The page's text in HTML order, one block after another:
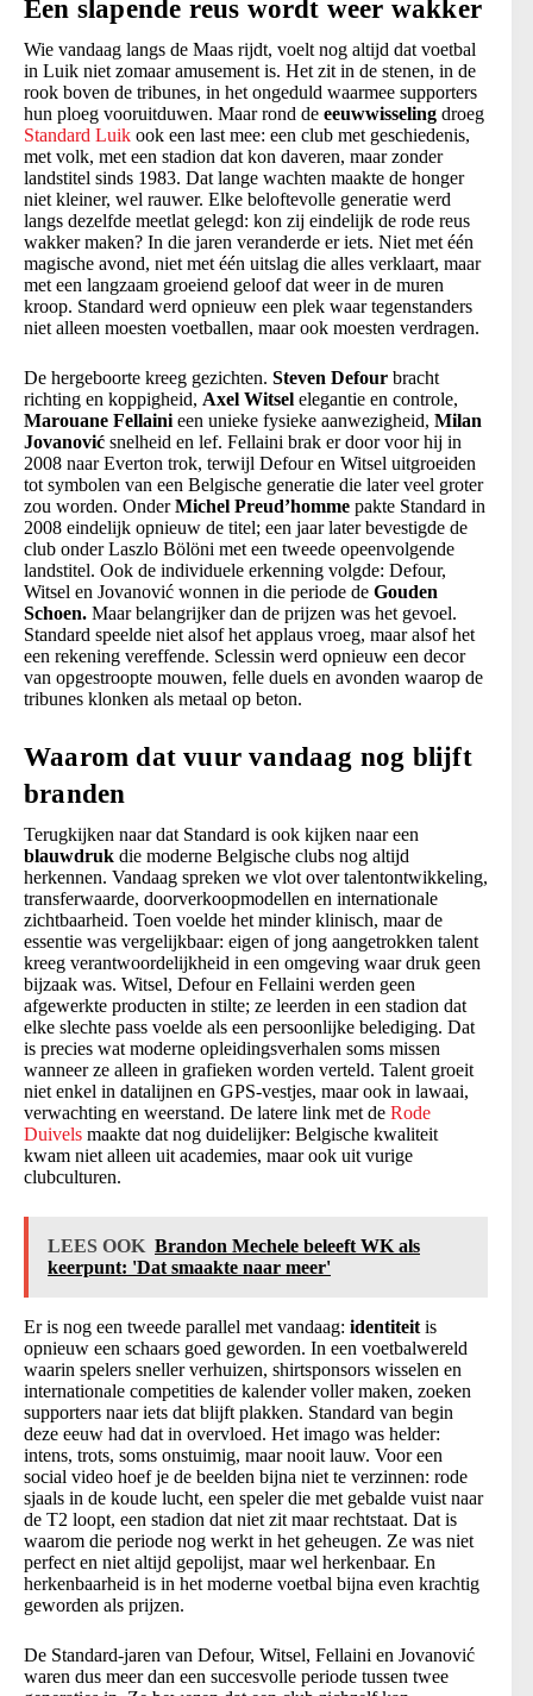
Een slapende reus wordt weer wakker
Wie vandaag langs de Maas rijdt, voelt nog altijd dat voetbal
in Luik niet zomaar amusement is. Het zit in de stenen, in de
rook boven de tribunes, in het ongeduld waarmee supporters
hun ploeg vooruitduwen. Maar rond de eeuwwisseling droeg
Standard Luik ook een last mee: een club met geschiedenis,
met volk, met een stadion dat kon daveren, maar zonder
landstitel sinds 1983. Dat lange wachten maakte de honger
niet kleiner, wel rauwer. Elke beloftevolle generatie werd
langs dezelfde meetlat gelegd: kon zij eindelijk de rode reus
wakker maken? In die jaren veranderde er iets. Niet met één
magische avond, niet met één uitslag die alles verklaart, maar
met een langzaam groeiend geloof dat weer in de muren
kroop. Standard werd opnieuw een plek waar tegenstanders
niet alleen moesten voetballen, maar ook moesten verdragen.
De hergeboorte kreeg gezichten. Steven Defour bracht
richting en koppigheid, Axel Witsel elegantie en controle,
Marouane Fellaini een unieke fysieke aanwezigheid, Milan
Jovanović snelheid en lef. Fellaini brak er door voor hij in
2008 naar Everton trok, terwijl Defour en Witsel uitgroeiden
tot symbolen van een Belgische generatie die later veel groter
zou worden. OnderMichel Preud’homme pakte Standard in
2008 eindelijk opnieuw de titel; een jaar later bevestigde de
club onder Laszlo Bölöni met een tweede opeenvolgende
landstitel. Ook de individuele erkenning volgde: Defour,
Witsel en Jovanović wonnen in die periode de Gouden
Schoen. Maar belangrijker dan de prijzen was het gevoel.
Standard speelde niet alsof het applaus vroeg, maar alsof het
een rekening vereffende. Sclessin werd opnieuw een decor
van opgestroopte mouwen, felle duels en avonden waarop de
tribunes klonken als metaal op beton.
Waarom dat vuur vandaag nog blijft
branden
Terugkijken naar dat Standard is ook kijken naar een
blauwdruk die moderne Belgische clubs nog altijd
herkennen. Vandaag spreken we vlot over talentontwikkeling,
transferwaarde, doorverkoopmodellen en internationale
zichtbaarheid. Toen voelde het minder klinisch, maar de
essentie was vergelijkbaar: eigen of jong aangetrokken talent
kreeg verantwoordelijkheid in een omgeving waar druk geen
bijzaak was. Witsel, Defour en Fellaini werden geen
afgewerkte producten in stilte; ze leerden in een stadion dat
elke slechte pass voelde als een persoonlijke belediging. Dat
is precies wat moderne opleidingsverhalen soms missen
wanneer ze alleen in grafieken worden verteld. Talent groeit
niet enkel in datalijnen en GPS-vestjes, maar ook in lawaai,
verwachting en weerstand. De latere link met de Rode
Duivels maakte dat nog duidelijker: Belgische kwaliteit
kwam niet alleen uit academies, maar ook uit vurige
clubculturen.
LEES OOK Brandon Mechele beleeft WK als
keerpunt: 'Dat smaakte naar meer'
Er is nog een tweede parallel met vandaag: identiteit is
opnieuw een schaars goed geworden. In een voetbalwereld
waarin spelers sneller verhuizen, shirtsponsors wisselen en
internationale competities de kalender voller maken, zoeken
supporters naar iets dat blijft plakken. Standard van begin
deze eeuw had dat in overvloed. Het imago was helder:
intens, trots, soms onstuimig, maar nooit lauw. Voor een
social video hoef je de beelden bijna niet te verzinnen: rode
sjaals in de koude lucht, een speler die met gebalde vuist naar
de T2 loopt, een stadion dat niet zit maar rechtstaat. Dat is
waarom die periode nog werkt in het geheugen. Ze was niet
perfect en niet altijd gepolijst, maar wel herkenbaar. En
herkenbaarheid is in het moderne voetbal bijna even krachtig
geworden als prijzen.
De Standard-jaren van Defour, Witsel, Fellaini en Jovanović
waren dus meer dan een succesvolle periode tussen twee